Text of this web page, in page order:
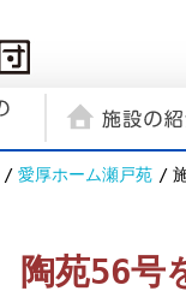
愛厚ホーム瀬戸苑
陶苑56号